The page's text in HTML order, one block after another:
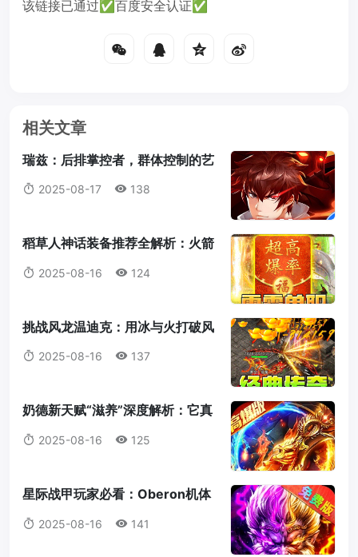
该链接已通过✅百度安全认证✅
相关文章
瑞兹：后排掌控者，群体控制的艺
术大师
2025-08-17 138
稻草人神话装备推荐全解析：火箭
腰带为何成为首选？
2025-08-16 124
挑战风龙温迪克：用冰与火打破风
暴统治！
2025-08-16 137
奶德新天赋“滋养”深度解析：它真
的值得我们放弃愈合吗？
2025-08-16 125
星际战甲玩家必看：Oberon机体
蓝图获取全攻略
2025-08-16 141